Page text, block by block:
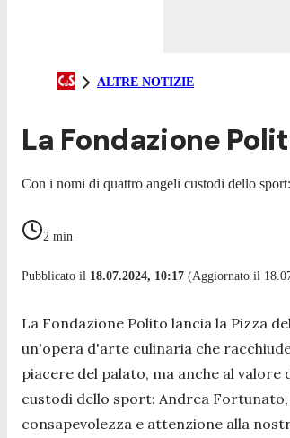
ALTRE NOTIZIE
La Fondazione
Con i nomi di quattro angeli custodi dello
2 min
Pubblicato il 18.07.2024, 10:17 (Aggiornato il
La Fondazione Polito lancia la Pizza
un'opera d'arte culinaria che
piacere del palato, ma anche al
custodi dello sport: Andrea
consapevolezza e attenzione alla